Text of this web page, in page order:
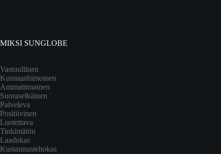
MIKSI SUNGLOBE
Vastuullinen
Kunnianhimoinen
Ammattimainen
Suoraselkäinen
Palveleva
Positiivinen
Luotettava
Tinkimätön
Laadukas
Kustannustehokas